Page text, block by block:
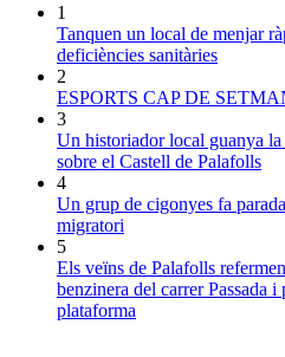
1
Tanquen un local de menjar
deficiències sanitàries
2
ESPORTS CAP DE
3
Un historiador local guanya
sobre el Castell de Palafolls
4
Un grup de cigonyes fa
migratori
5
Els veïns de Palafolls
benzinera del carrer Passada i
plataforma